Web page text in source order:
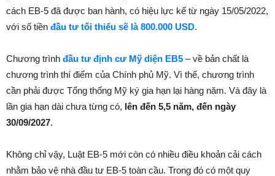
cách EB-5 đã được ban hành, có hiệu lực kể từ ngày 15/05/2022,
với số tiền đầu tư tối thiểu sẽ là 800.000 USD.
Chương trình đầu tư định cư Mỹ diện EB5 – về bản chất là
chương trình thí điểm của Chính phủ Mỹ. Vì thế, chương trình
cần phải được Tổng thống Mỹ ký gia hạn lại hàng năm. Và đây là
lần gia hạn dài chưa từng có, lên đến 5,5 năm, đến ngày
30/09/2027.
Không chỉ vậy, Luật EB-5 mới còn có nhiều điều khoản cải cách
nhằm bảo vệ nhà đầu tư EB-5 toàn cầu. Trong đó có một quy